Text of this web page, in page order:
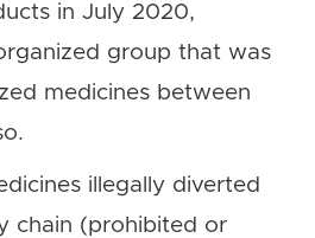
in July 2020,
group that was
medicines between
illegally diverted
chain (prohibited or